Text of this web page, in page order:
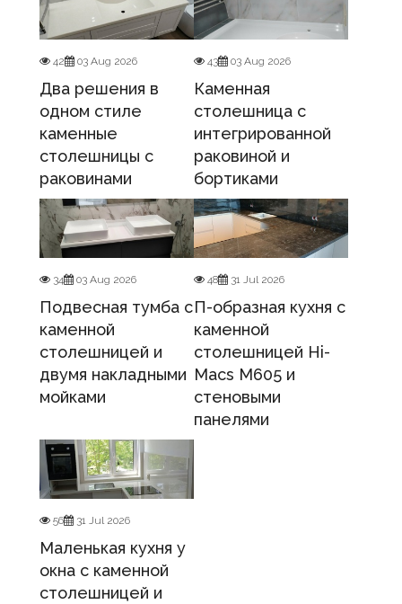
42 03 Aug 2026
Два решения в
одном стиле
каменные
столешницы с
раковинами
43 03 Aug 2026
Каменная
столешница с
интегрированной
раковиной и
бортиками
34 03 Aug 2026
Подвесная тумба с
каменной
столешницей и
двумя накладными
мойками
48 31 Jul 2026
П-образная кухня с
каменной
столешницей Hi-
Macs M605 и
стеновыми
панелями
56 31 Jul 2026
Маленькая кухня у
окна с каменной
столешницей и